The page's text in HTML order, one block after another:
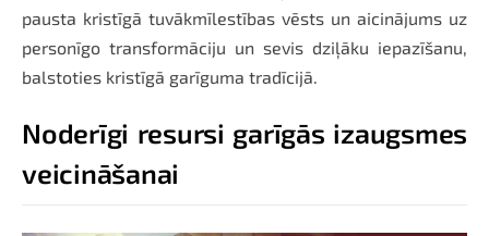
pausta kristīgā tuvākmīlestības vēsts un aicinājums uz
personīgo transformāciju un sevis dziļāku iepazīšanu,
balstoties kristīgā garīguma tradīcijā.
Noderīgi resursi garīgās izaugsmes
veicināšanai